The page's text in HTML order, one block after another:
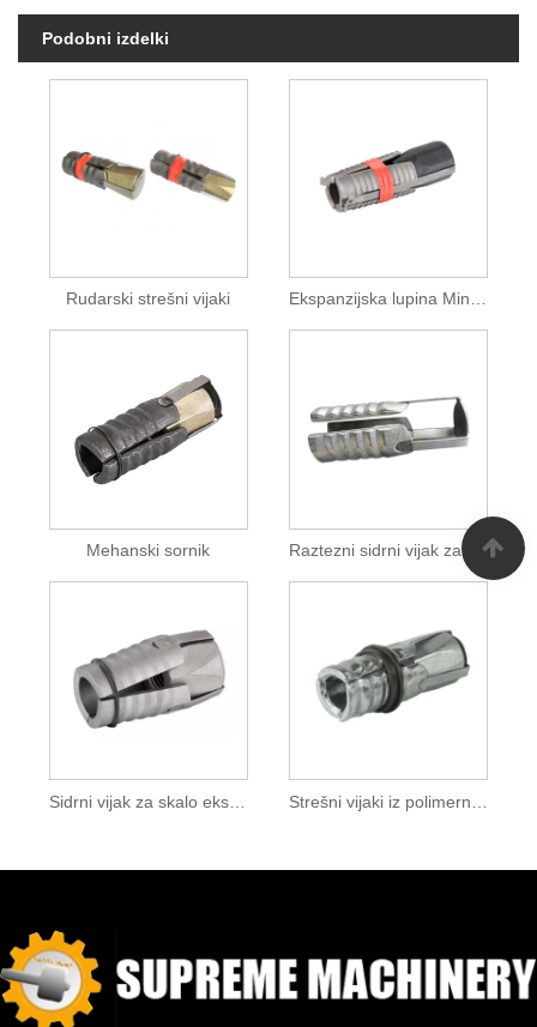
Podobni izdelki
Rudarski strešni vijaki
Mehanski sornik Raztezni sidrni vijak za školjko
Sidrni vijak za skalo ekspanzijske lupine